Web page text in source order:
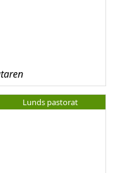
Lunds pastorat